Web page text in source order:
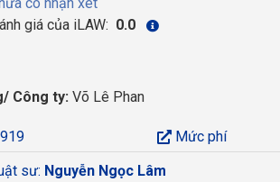
giá của iLAW: 0.0
Công ty: Võ Lê Phan
Mức phí
sư: Nguyễn Ngọc Lâm